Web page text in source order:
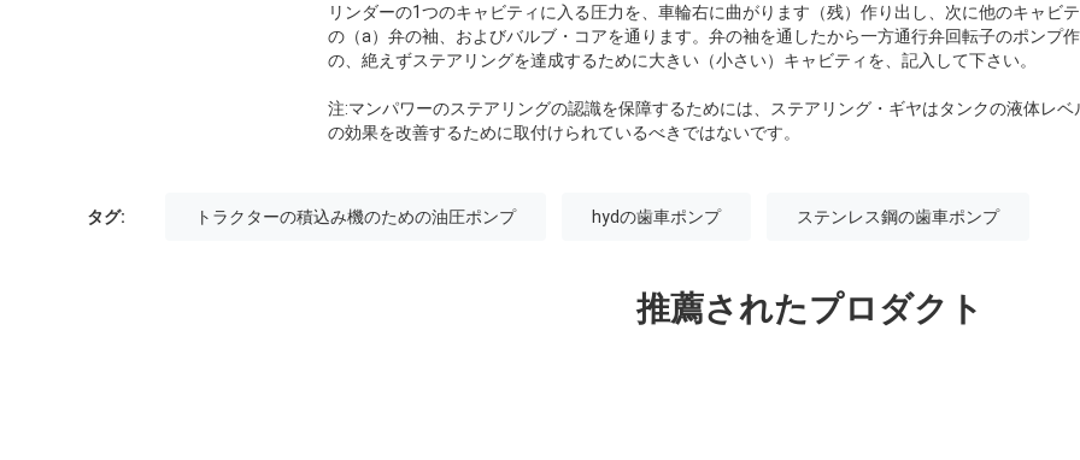
リンダーの1つのキャビティに入る圧力を、車輪右に曲がります（残）作り出し、次に他のキャビ
の（a）弁の袖、およびバルブ・コアを通ります。弁の袖を通したから一方通行弁回転子のポンプ
の、絶えずステアリングを達成するために大きい（小さい）キャビティを、記入して下さい。
注:マンパワーのステアリングの認識を保障するためには、ステアリング・ギヤはタンクの液体レ
の効果を改善するために取付けられているべきではないです。
タグ: トラクターの積込み機のための油圧ポンプ hydの歯車ポンプ ステンレス鋼の歯車ポンプ
推薦されたプロダクト